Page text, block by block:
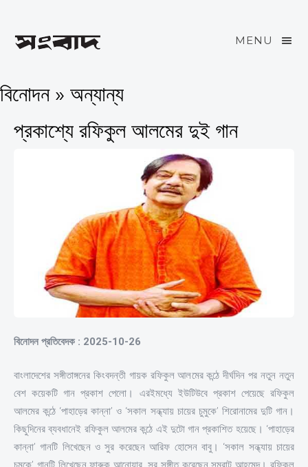
MENU
বিনোদন » অন্যান্য
প্রকাশ্যে রফিকুল আলমের দুই গান
বিনোদন প্রতিবেদক : 2025-10-26
বাংলাদেশের সঙ্গীতাঙ্গনের কিংবদন্তী গায়ক রফিকুল আলমের কন্ঠে দীর্ঘদিন পর নতুন নতুন
বেশ কয়েকটি গান প্রকাশ পেলো। এরইমধ্যে ইউটিউবে প্রকাশ পেয়েছে রফিকুল
আলমের কন্ঠে ‘পাহাড়ের কান্না’ ও ‘সকাল সন্ধ্যায় চায়ের চুমুকে’ শিরোনামের দুটি গান।
কিছুদিনের ব্যবধানেই রফিকুল আলমের কন্ঠে এই দুটো গান প্রকাশিত হয়েছে। ‘পাহাড়ের
কান্না’ গানটি লিখেছেন ও সুর করেছেন আরিফ হোসেন বাবু। ‘সকাল সন্ধ্যায় চায়ের